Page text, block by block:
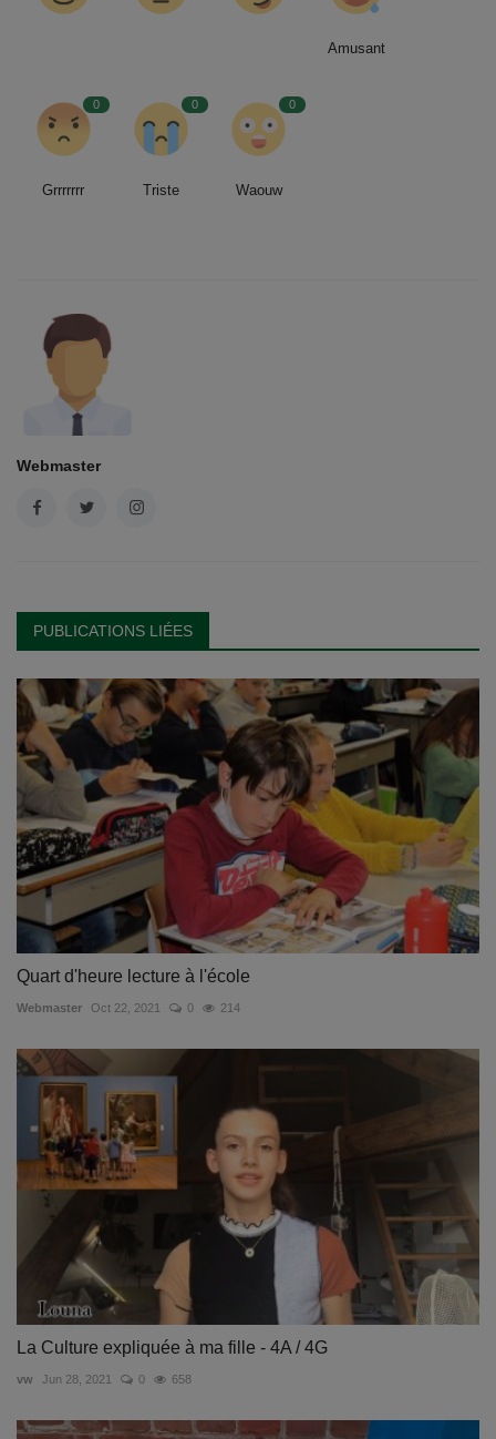
Amusant
0
Grrrrrrr
0
Triste
0
Waouw
Webmaster
PUBLICATIONS LIÉES
Quart d'heure lecture à l'école
Webmaster Oct 22, 2021 0 214
La Culture expliquée à ma fille - 4A / 4G
vw Jun 28, 2021 0 658